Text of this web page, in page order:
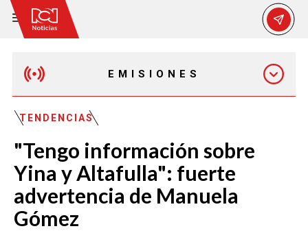
EMISIONES
MAÑANA EXPRESS
EMISIÓN 12:30 PM
EMISIÓN 7:00 PM
TENDENCIAS
"Tengo información sobre
Yina y Altafulla": fuerte
advertencia de Manuela
Gómez